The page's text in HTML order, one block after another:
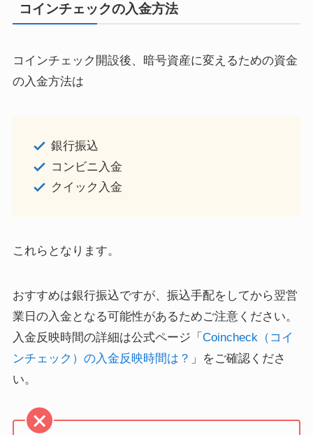
コインチェックの入金方法
コインチェック開設後、暗号資産に変えるための資金
の入金方法は
銀行振込
コンビニ入金
クイック入金
これらとなります。
おすすめは銀行振込ですが、振込手配をしてから翌営
業日の入金となる可能性があるためご注意ください。
入金反映時間の詳細は公式ページ「 Coincheck（コイ
ンチェック）の入金反映時間は？ 」をご確認くださ
い。